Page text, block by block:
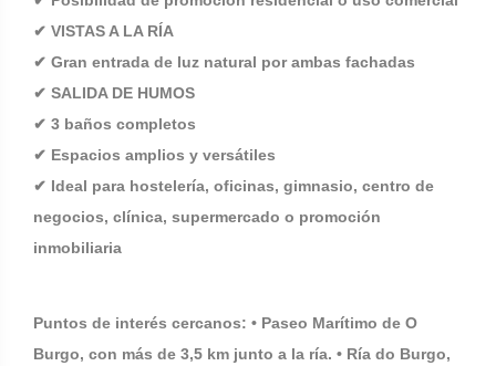
✔ VISTAS A LA RÍA
✔ Gran entrada de luz natural por ambas fachadas
✔ SALIDA DE HUMOS
✔ 3 baños completos
✔ Espacios amplios y versátiles
✔ Ideal para hostelería, oficinas, gimnasio, centro de
negocios, clínica, supermercado o promoción
inmobiliaria
Puntos de interés cercanos: • Paseo Marítimo de O
Burgo, con más de 3,5 km junto a la ría. • Ría do Burgo,